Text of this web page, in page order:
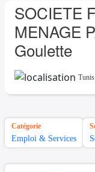
SOCIETE
MENAGE
Goulette
Tunis
Catégorie
Emploi & Services